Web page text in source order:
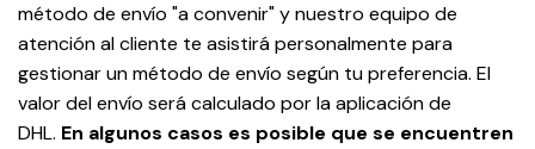
método de envío "a convenir" y nuestro equipo de
atención al cliente te asistirá personalmente para
gestionar un método de envío según tu preferencia. El
valor del envío será calculado por la aplicación de
DHL. En algunos casos es posible que se encuentren